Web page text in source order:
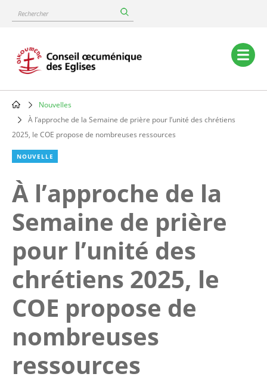
content
Rechercher
Main
navigation
Breadcrumb
Nouvelles
À l’approche de la Semaine de prière pour l’unité des chrétiens
2025, le COE propose de nombreuses ressources
NOUVELLE
À l’approche de la
Semaine de prière
pour l’unité des
chrétiens 2025, le
COE propose de
nombreuses
ressources